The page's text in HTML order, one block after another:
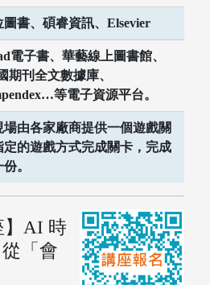
書、碩睿資訊、Elsevier
電子書、華藝線上圖書館、
期刊全文數據庫、
等電子資源平台。
由各家廠商提供一個遊戲關
的遊戲方式完成關卡，完成
。
】AI 時
「會